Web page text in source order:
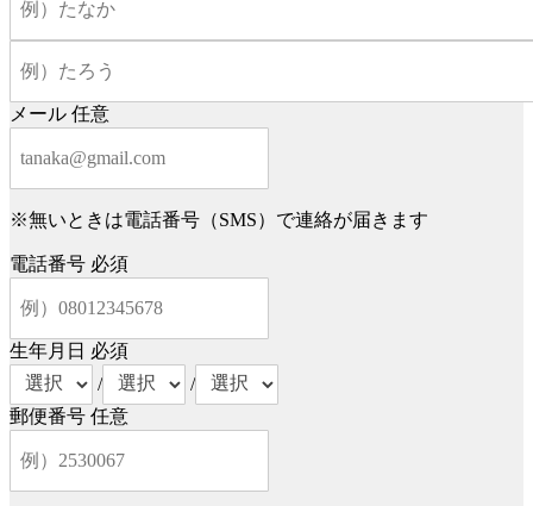
メール 任意
※無いときは電話番号（SMS）で連絡が届きます
電話番号 必須
生年月日 必須
/
/
郵便番号 任意